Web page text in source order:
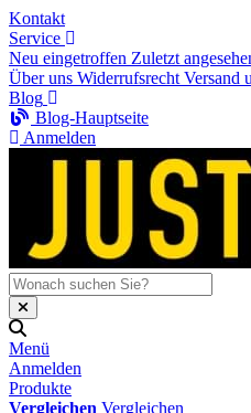
Kontakt
Service
Neu eingetroffen Zuletzt
Über uns Widerrufsrecht Versand
Blog
Blog-Hauptseite
Anmelden
Menü
Anmelden
Produkte
Vergleichen Vergleichen